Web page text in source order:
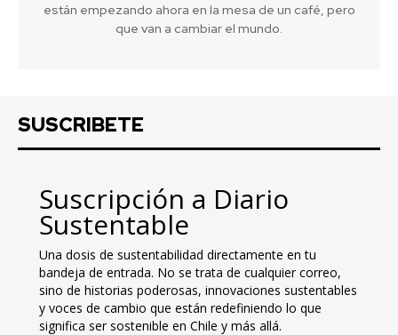
están empezando ahora en la mesa de un café, pero
que van a cambiar el mundo.
SUSCRIBETE
Suscripción a Diario
Sustentable
Una dosis de sustentabilidad directamente en tu
bandeja de entrada. No se trata de cualquier correo,
sino de historias poderosas, innovaciones sustentables
y voces de cambio que están redefiniendo lo que
significa ser sostenible en Chile y más allá.